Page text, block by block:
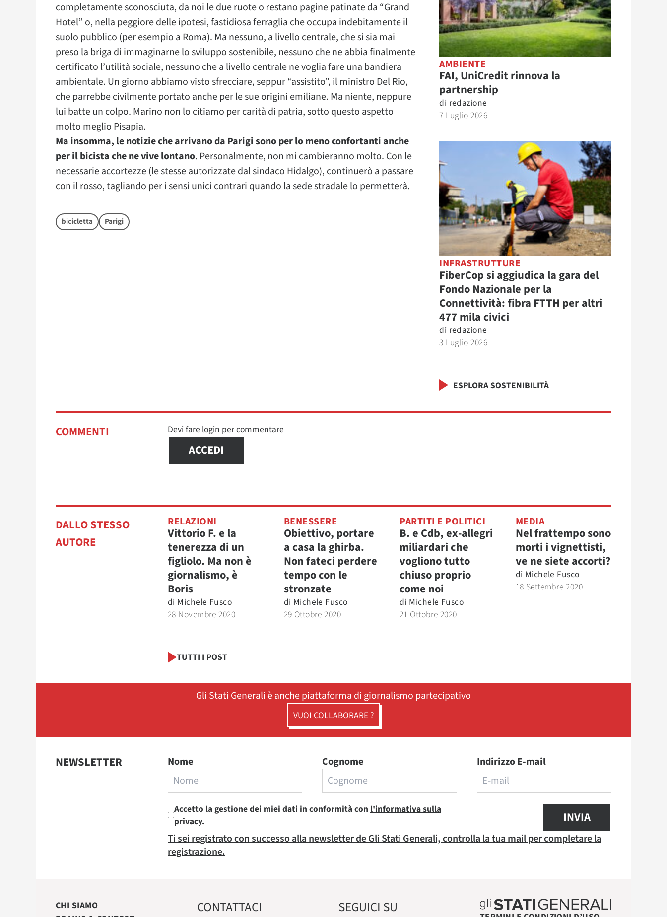
completamente sconosciuta, da noi le due ruote o restano pagine patinate da “Grand
Hotel” o, nella peggiore delle ipotesi, fastidiosa ferraglia che occupa indebitamente il
suolo pubblico (per esempio a Roma). Ma nessuno, a livello centrale, che si sia mai
preso la briga di immaginarne lo sviluppo sostenibile, nessuno che ne abbia finalmente
certificato l’utilità sociale, nessuno che a livello centrale ne voglia fare una bandiera
ambientale. Un giorno abbiamo visto sfrecciare, seppur “assistito”, il ministro Del Rio,
che parrebbe civilmente portato anche per le sue origini emiliane. Ma niente, neppure
lui batte un colpo. Marino non lo citiamo per carità di patria, sotto questo aspetto
molto meglio Pisapia.
Ma insomma, le notizie che arrivano da Parigi sono per lo meno confortanti anche
per il bicista che ne vive lontano. Personalmente, non mi cambieranno molto. Con le
necessarie accortezze (le stesse autorizzate dal sindaco Hidalgo), continuerò a passare
con il rosso, tagliando per i sensi unici contrari quando la sede stradale lo permetterà.
bicicletta Parigi
AMBIENTE
FAI, UniCredit rinnova la
partnership
di redazione
7 Luglio 2026
INFRASTRUTTURE
FiberCop si aggiudica la gara del
Fondo Nazionale per la
Connettività: fibra FTTH per altri
477 mila civici
di redazione
3 Luglio 2026
ESPLORA SOSTENIBILITÀ
COMMENTI Devi fare login per commentare
ACCEDI
DALLO STESSO
AUTORE
RELAZIONI
Vittorio F. e la
tenerezza di un
figliolo. Ma non è
giornalismo, è
Boris
di Michele Fusco
28 Novembre 2020
BENESSERE
Obiettivo, portare
a casa la ghirba.
Non fateci perdere
tempo con le
stronzate
di Michele Fusco
29 Ottobre 2020
PARTITI E POLITICI
B. e Cdb, ex-allegri
miliardari che
vogliono tutto
chiuso proprio
come noi
di Michele Fusco
21 Ottobre 2020
MEDIA
Nel frattempo sono
morti i vignettisti,
ve ne siete accorti?
di Michele Fusco
18 Settembre 2020
TUTTI I POST
Gli Stati Generali è anche piattaforma di giornalismo partecipativo
VUOI COLLABORARE ?
NEWSLETTER Nome Cognome Indirizzo E-mail
Accetto la gestione dei miei dati in conformità con l'informativa sulla
privacy.
INVIA
Ti sei registrato con successo alla newsletter de Gli Stati Generali, controlla la tua mail per completare la
registrazione.
CHI SIAMO
CONTATTACI SEGUICI SU